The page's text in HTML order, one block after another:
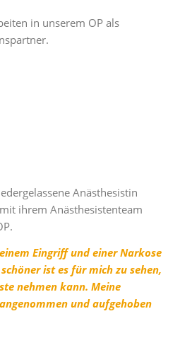
in unserem OP als
Anästhesistin
ihrem Anästhesistenteam
Eingriff und einer Narkose
ist es für mich zu sehen,
nehmen kann. Meine
und aufgehoben